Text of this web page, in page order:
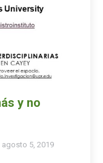
y no
agosto 5, 2019